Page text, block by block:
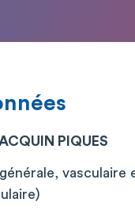
PIQUES